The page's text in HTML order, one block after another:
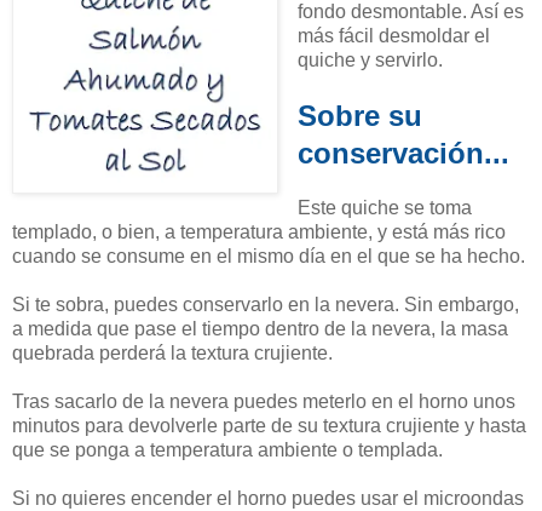
fondo desmontable. Así es
más fácil desmoldar el
quiche y servirlo.
Sobre su
conservación...
Este quiche se toma
templado, o bien, a temperatura ambiente, y está más rico
cuando se consume en el mismo día en el que se ha hecho.
Si te sobra, puedes conservarlo en la nevera. Sin embargo,
a medida que pase el tiempo dentro de la nevera, la masa
quebrada perderá la textura crujiente.
Tras sacarlo de la nevera puedes meterlo en el horno unos
minutos para devolverle parte de su textura crujiente y hasta
que se ponga a temperatura ambiente o templada.
Si no quieres encender el horno puedes usar el microondas